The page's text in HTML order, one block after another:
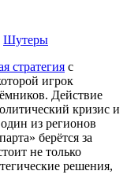
Шутеры
стратегия с
игрок
Действие
кризис и
из регионов
берётся за
не только
решения,